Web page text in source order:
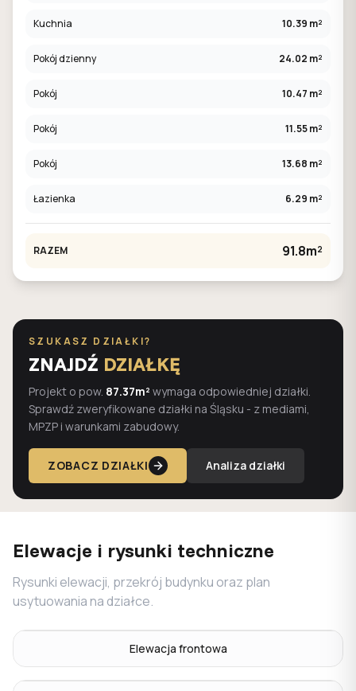
Kuchnia 10.39 m²
Pokój dzienny 24.02 m²
Pokój 10.47 m²
Pokój 11.55 m²
Pokój 13.68 m²
Łazienka 6.29 m²
RAZEM 91.8m²
SZUKASZ DZIAŁKI?
ZNAJDŹ DZIAŁKĘ
Projekt o pow. 87.37m² wymaga odpowiedniej działki.
Sprawdź zweryfikowane działki na Śląsku - z mediami,
MPZP i warunkami zabudowy.
ZOBACZ DZIAŁKI Analiza działki
Elewacje i rysunki techniczne
Rysunki elewacji, przekrój budynku oraz plan
usytuowania na działce.
Elewacja frontowa